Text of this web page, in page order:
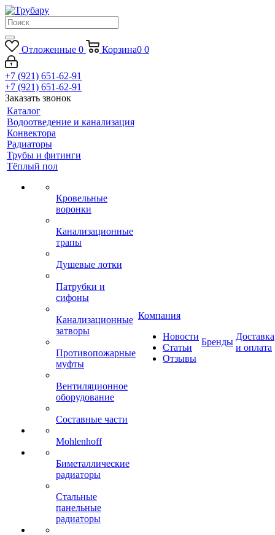
Отложенные 0 Корзина0 0
+7 (921) 651-62-91
+7 (921) 651-62-91
Заказать звонок
Каталог
Водоотведение и канализация
Конвектора
Радиаторы
Трубы и фитинги
Тёплый пол
Кровельные
воронки
Канализационные
трапы
Душевые лотки
Патрубки и
сифоны
Канализационные
затворы
Противопожарные
муфты
Вентиляционное
оборудование
Составные части
Mohlenhoff
Биметаллические
радиаторы
Стальные
панельные
радиаторы
Компания
Новости
Статьи
Отзывы
Бренды
Доставка
и оплата